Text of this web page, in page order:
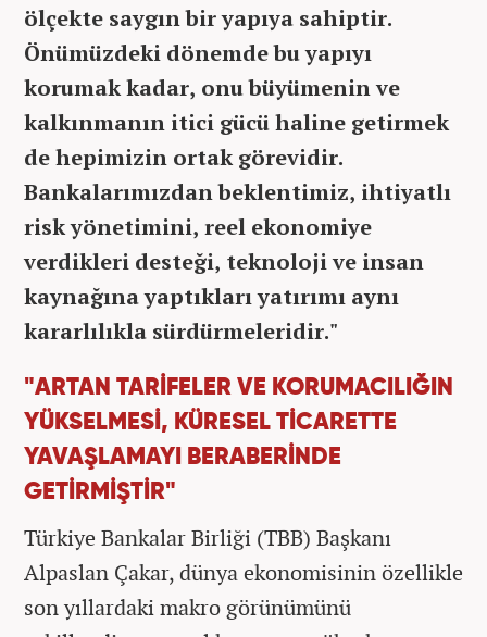
ölçekte saygın bir yapıya sahiptir.
Önümüzdeki dönemde bu yapıyı
korumak kadar, onu büyümenin ve
kalkınmanın itici gücü haline getirmek
de hepimizin ortak görevidir.
Bankalarımızdan beklentimiz, ihtiyatlı
risk yönetimini, reel ekonomiye
verdikleri desteği, teknoloji ve insan
kaynağına yaptıkları yatırımı aynı
kararlılıkla sürdürmeleridir."
"ARTAN TARİFELER VE KORUMACILIĞIN
YÜKSELMESİ, KÜRESEL TİCARETTE
YAVAŞLAMAYI BERABERİNDE
GETİRMİŞTİR"
Türkiye Bankalar Birliği (TBB) Başkanı
Alpaslan Çakar, dünya ekonomisinin özellikle
son yıllardaki makro görünümünü